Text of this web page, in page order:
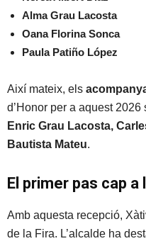
Alma Grau Lacosta
Oana Florina Sonca
Paula Patiño López
Així mateix, els
d’Honor per a aquest 2026
Enric Grau Lacosta,
Bautista Mateu.
El primer pas cap a
Amb aquesta recepció,
de la Fira. L’alcalde ha